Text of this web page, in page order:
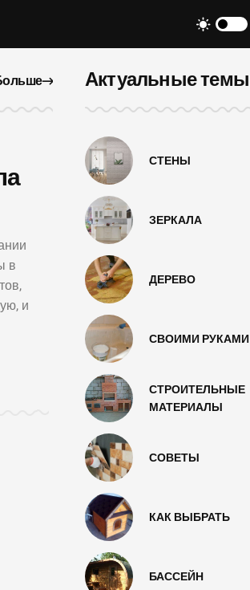
в
и
Актуальные темы
СТЕНЫ
ЗЕРКАЛА
ДЕРЕВО
СВОИМИ РУКАМИ
СТРОИТЕЛЬНЫЕ
МАТЕРИАЛЫ
СОВЕТЫ
КАК ВЫБРАТЬ
БАССЕЙН